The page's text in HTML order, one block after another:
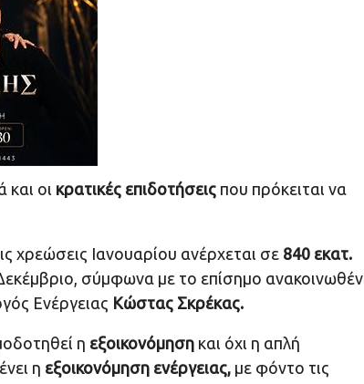
και οι κρατικές επιδοτήσεις που πρόκειται να
χρεώσεις Ιανουαρίου ανέρχεται σε 840 εκατ.
σύμφωνα με το επίσημο ανακοινωθέν
Ενέργειας Κώστας Σκρέκας.
η εξοικονόμηση και όχι η απλή
η εξοικονόμηση ενέργειας, με φόντο τις